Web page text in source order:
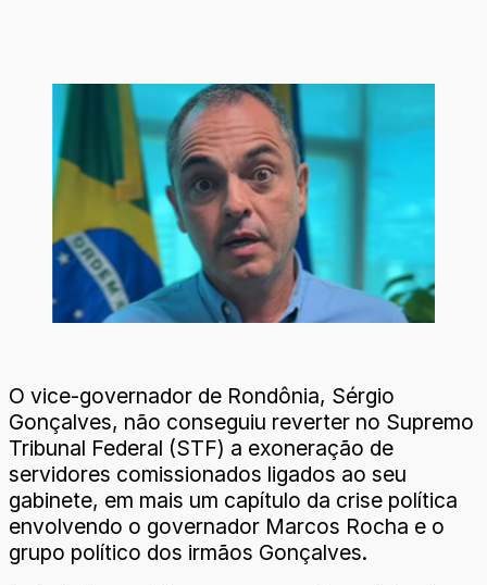
O vice-governador de Rondônia, Sérgio
Gonçalves, não conseguiu reverter no Supremo
Tribunal Federal (STF) a exoneração de
servidores comissionados ligados ao seu
gabinete, em mais um capítulo da crise política
envolvendo o governador Marcos Rocha e o
grupo político dos irmãos Gonçalves.